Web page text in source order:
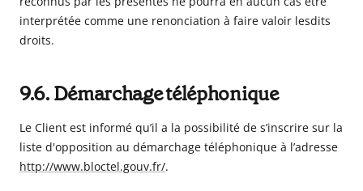
interprétée comme une renonciation à faire valoir lesdits
droits.
9.6. Démarchage téléphonique
Le Client est informé qu’il a la possibilité de s’inscrire sur la
liste d'opposition au démarchage téléphonique à l’adresse
http://www.bloctel.gouv.fr/.